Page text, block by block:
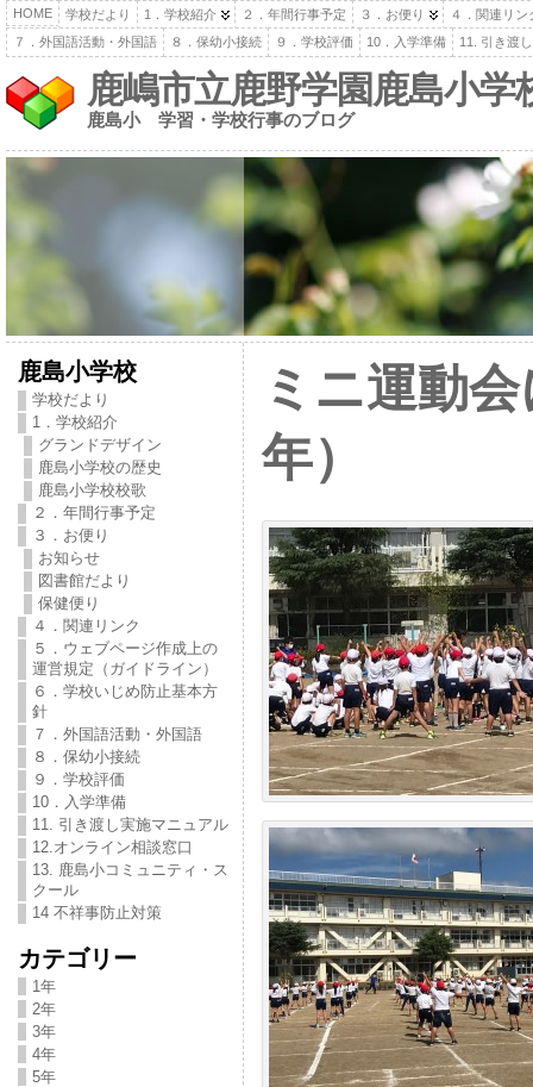
HOME 学校だより 1．学校紹介 ２．年間行事予定 ３．お便り
４．関連リン
７．外国語活動・外国語
８．保幼小接続 ９．学校評価 10．入学準備 11. 引き渡
鹿嶋市立鹿野学園鹿島小学
鹿島小 学習・学校行事のブログ
鹿島小学校
学校だより
1．学校紹介
グランドデザイン
鹿島小学校の歴史
鹿島小学校校歌
２．年間行事予定
３．お便り
お知らせ
図書館だより
保健便り
４．関連リンク
５．ウェブページ作成上の
運営規定（ガイドライン）
６．学校いじめ防止基本方
針
７．外国語活動・外国語
８．保幼小接続
９．学校評価
10．入学準備
11. 引き渡し実施マニュアル
12.オンライン相談窓口
13. 鹿島小コミュニティ・ス
クール
14 不祥事防止対策
カテゴリー
1年
2年
3年
4年
5年
ミニ運動
年）